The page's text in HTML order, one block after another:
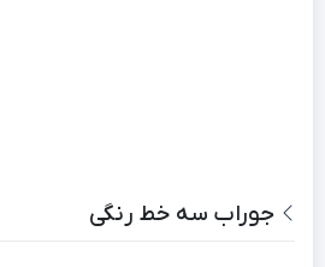
جوراب سه خط رنگی